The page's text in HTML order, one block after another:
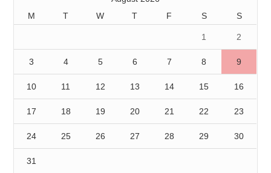
M
T W T F S S
1 2
3 4 5 6 7 8 9
10 11 12 13 14 15 16
17 18 19 20 21 22 23
24 25 26 27 28 29 30
31